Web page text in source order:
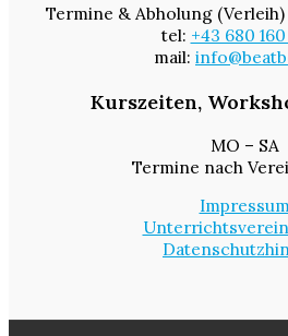
Termine & Abholung
tel: +43 680 160
mail:
Kurszeiten,
MO – SA
Termine nach